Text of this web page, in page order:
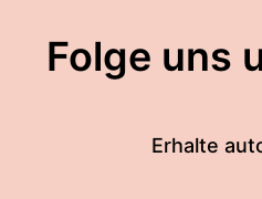
Folge uns
Erhalte